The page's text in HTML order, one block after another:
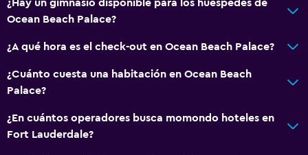
Ascensor
Estacionamiento accesible
Habitaciones familiares
¿Hay un gimnasio disponible para los huéspedes de
Ocean Beach Palace?
¿A qué hora es el check-out en Ocean Beach Palace?
¿Cuánto cuesta una habitación en Ocean Beach
Palace?
¿En cuántos operadores busca momondo hoteles en
Fort Lauderdale?